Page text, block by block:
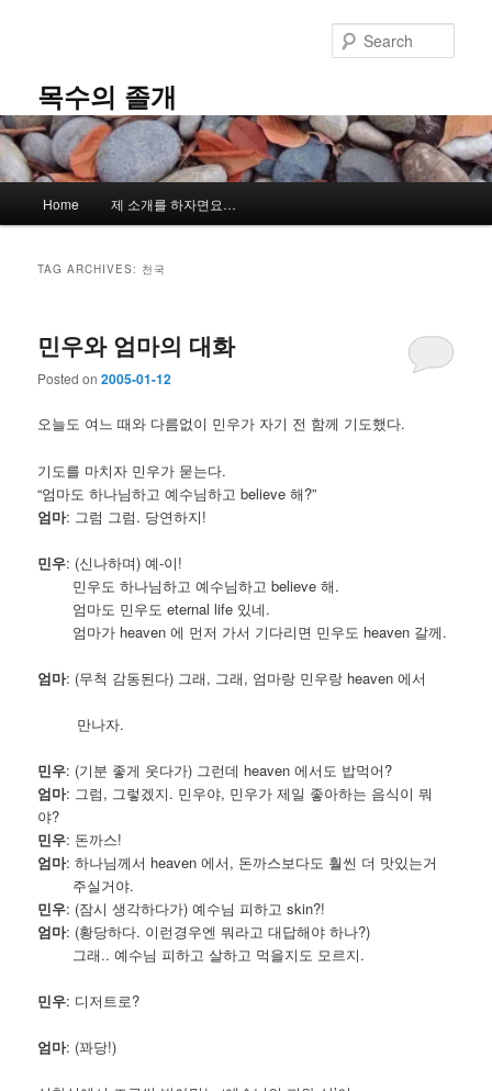
content
content목수의 졸개
Home 제 소개를 하자면요…
TAG ARCHIVES: 천국
민우와 엄마의 대화
Posted on2005-01-12
오늘도 여느 때와 다름없이 민우가 자기 전 함께 기도했다.
기도를 마치자 민우가 묻는다.
“엄마도 하나님하고 예수님하고 believe 해?”
엄마: 그럼 그럼. 당연하지!
민우: (신나하며) 예-이!
민우도 하나님하고 예수님하고 believe 해.
엄마도 민우도 eternal life 있네.
엄마가 heaven 에 먼저 가서 기다리면 민우도 heaven 갈께.
엄마: (무척 감동된다) 그래, 그래, 엄마랑 민우랑 heaven 에서
만나자.
민우: (기분 좋게 웃다가) 그런데 heaven 에서도 밥먹어?
엄마: 그럼, 그렇겠지. 민우야, 민우가 제일 좋아하는 음식이 뭐
야?
민우: 돈까스!
엄마: 하나님께서 heaven 에서, 돈까스보다도 훨씬 더 맛있는거
주실거야.
민우: (잠시 생각하다가) 예수님 피하고 skin?!
엄마: (황당하다. 이런경우엔 뭐라고 대답해야 하나?)
그래.. 예수님 피하고 살하고 먹을지도 모르지.
민우: 디저트로?
엄마: (꽈당!)